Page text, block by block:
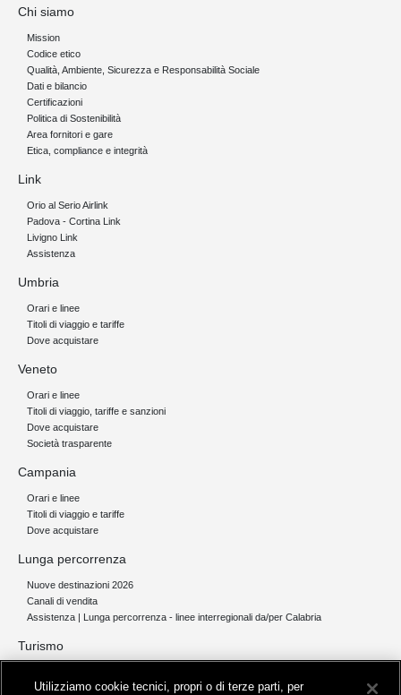
Chi siamo
Mission
Codice etico
Qualità, Ambiente, Sicurezza e Responsabilità Sociale
Dati e bilancio
Certificazioni
Politica di Sostenibilità
Area fornitori e gare
Etica, compliance e integrità
Link
Orio al Serio Airlink
Padova - Cortina Link
Livigno Link
Assistenza
Umbria
Orari e linee
Titoli di viaggio e tariffe
Dove acquistare
Veneto
Orari e linee
Titoli di viaggio, tariffe e sanzioni
Dove acquistare
Società trasparente
Campania
Orari e linee
Titoli di viaggio e tariffe
Dove acquistare
Lunga percorrenza
Nuove destinazioni 2026
Canali di vendita
Assistenza | Lunga percorrenza - linee interregionali da/per Calabria
Turismo
Servizi per aeroporti
Utilizziamo cookie tecnici, propri o di terze parti, per